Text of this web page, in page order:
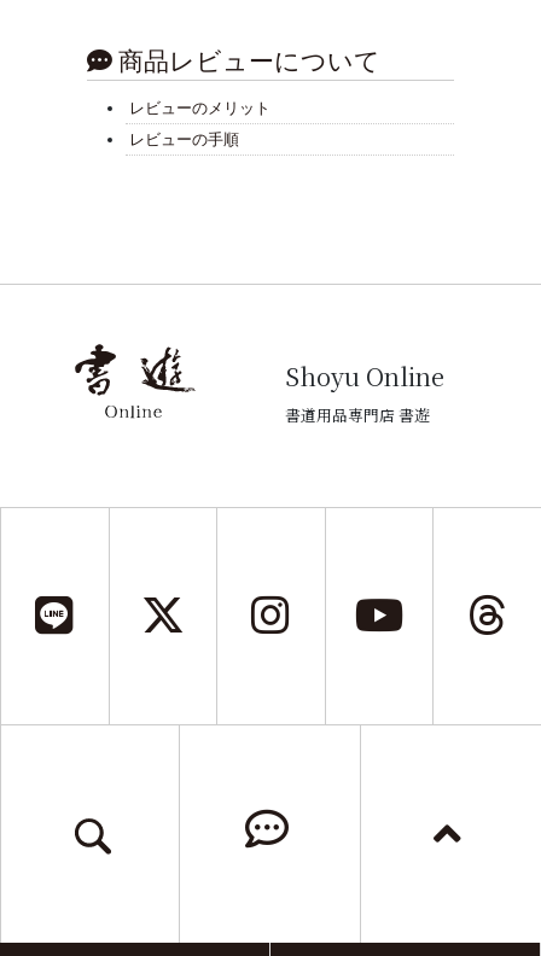
商品レビューについて
レビューのメリット
レビューの手順
Shoyu Online
書道用品専門店 書遊